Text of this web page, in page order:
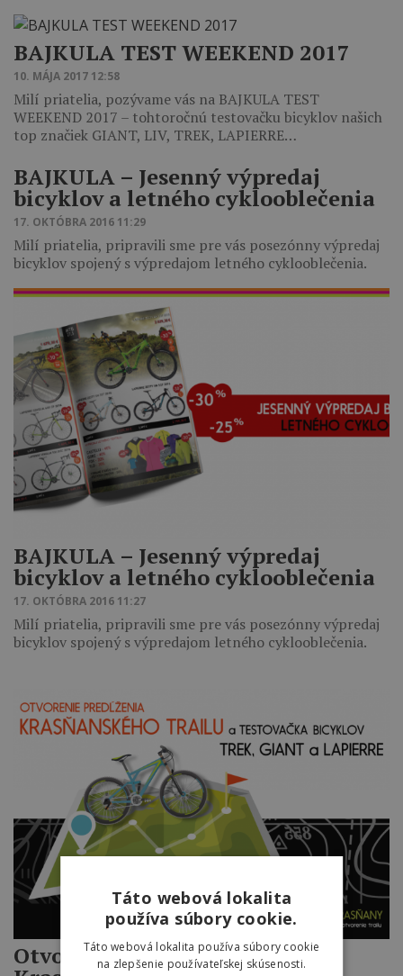
BAJKULA TEST WEEKEND 2017
10. MÁJA 2017 12:58
Milí priatelia, pozývame vás na BAJKULA TEST
WEEKEND 2017 – tohtoročnú testovačku bicyklov našich
top značiek GIANT, LIV, TREK, LAPIERRE…
BAJKULA – Jesenný výpredaj
bicyklov a letného cyklooblečenia
17. OKTÓBRA 2016 11:29
Milí priatelia, pripravili sme pre vás posezónny výpredaj
bicyklov spojený s výpredajom letného cyklooblečenia.
BAJKULA – Jesenný výpredaj
bicyklov a letného cyklooblečenia
17. OKTÓBRA 2016 11:27
Milí priatelia, pripravili sme pre vás posezónny výpredaj
bicyklov spojený s výpredajom letného cyklooblečenia.
Otvorenie predĺženia
Táto webová lokalita
používa súbory cookie.
Táto webová lokalita používa súbory cookie
na zlepšenie používateľskej skúsenosti.